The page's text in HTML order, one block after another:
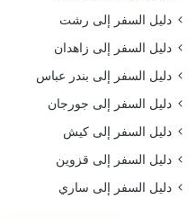
دليل السفر إلى رشت
دليل السفر إلى زاهدان
دليل السفر إلى بندر عباس
دليل السفر إلى جورجان
دليل السفر إلى كيش
دليل السفر إلى قزوين
دليل السفر إلى ساري